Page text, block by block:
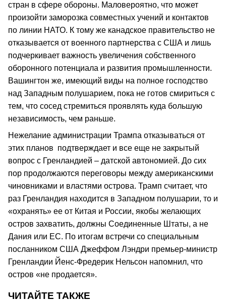
стран в сфере обороны. Маловероятно, что может
произойти заморозка совместных учений и контактов
по линии НАТО. К тому же канадское правительство не
отказывается от военного партнерства с США и лишь
подчеркивает важность увеличения собственного
оборонного потенциала и развития промышленности.
Вашингтон же, имеющий виды на полное господство
над Западным полушарием, пока не готов смириться с
тем, что сосед стремиться проявлять куда большую
независимость, чем раньше.
Нежелание администрации Трампа отказываться от
этих планов подтверждает и все еще не закрытый
вопрос с Гренландией – датской автономией. До сих
пор продолжаются переговоры между американскими
чиновниками и властями острова. Трамп считает, что
раз Гренландия находится в Западном полушарии, то и
«охранять» ее от Китая и России, якобы желающих
остров захватить, должны Соединенные Штаты, а не
Дания или ЕС. По итогам встречи со специальным
посланником США Джеффом Лэндри премьер-министр
Гренландии Йенс-Фредерик Нельсон напомнил, что
остров «не продается».
ЧИТАЙТЕ ТАКЖЕ